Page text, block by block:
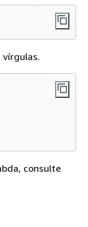
vírgulas.
consulte